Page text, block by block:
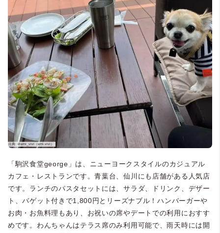
「駒沢食堂george」は、ニューヨークスタイルのカジュアル
カフェ・レストランです。青葉台、仙川にも店舗がある人気店
です。ランチのパスタセットには、サラダ、ドリンク、デザー
ト、バゲット付きで1,800円とリーズナブル！ハンバーガーや
お肉・お魚料理もあり、お祝いの席やデートでの利用におすす
めです。わんちゃんはテラス席のみ利用可能で、雨天時には開